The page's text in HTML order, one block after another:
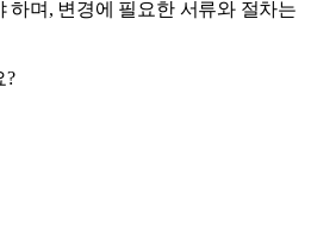
하며, 변경에 필요한 서류와 절차는
?